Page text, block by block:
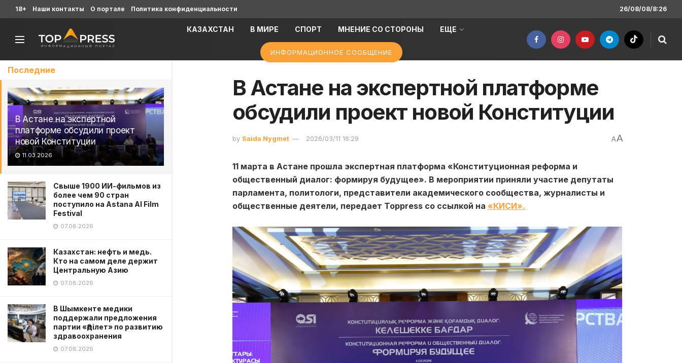
Последние
В Астане на экспертной
платформе обсудили проект
новой Конституции
11.03.2026
Свыше 1900 ИИ-фильмов из
более чем 90 стран
поступило на Astana AI Film
Festival
07.08.2026
Казахстан: нефть и медь.
Кто на самом деле держит
Центральную Азию
07.08.2026
В Шымкенте медики
поддержали предложения
партии «Әділет» по развитию
здравоохранения
07.08.2026
18+ Наши контакты О портале Политика конфиденциальности 26/08/08/8:26
КАЗАХСТАН В МИРЕ СПОРТ МНЕНИЕ СО СТОРОНЫ ЕЩЕ
ИНФОРМАЦИОННОЕ СООБЩЕНИЕ
В Астане на экспертной платформе
обсудили проект новой Конституции
by Saida Nygmet 2026/03/11 16:29 AA
11 марта в Астане прошла экспертная платформа «Конституционная реформа и
общественный диалог: формируя будущее». В мероприятии приняли участие депутаты
парламента, политологи, представители академического сообщества, журналисты и
общественные деятели, передает Toppress со ссылкой на «КИСИ».